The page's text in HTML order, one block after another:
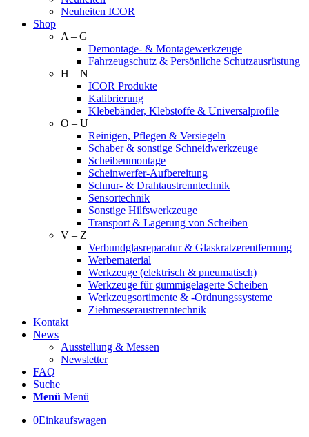
Neuheiten ICOR
Shop
A – G
Demontage- & Montagewerkzeuge
Fahrzeugschutz & Persönliche Schutzausrüstung
H – N
ICOR Produkte
Kalibrierung
Klebebänder, Klebstoffe & Universalprofile
O – U
Reinigen, Pflegen & Versiegeln
Schaber & sonstige Schneidwerkzeuge
Scheibenmontage
Scheinwerfer-Aufbereitung
Schnur- & Drahtaustrenntechnik
Sensortechnik
Sonstige Hilfswerkzeuge
Transport & Lagerung von Scheiben
V – Z
Verbundglasreparatur & Glaskratzerentfernung
Werbematerial
Werkzeuge (elektrisch & pneumatisch)
Werkzeuge für gummigelagerte Scheiben
Werkzeugsortimente & -Ordnungssysteme
Ziehmesseraustrenntechnik
Kontakt
News
Ausstellung & Messen
Newsletter
FAQ
Suche
Menü Menü
0Einkaufswagen